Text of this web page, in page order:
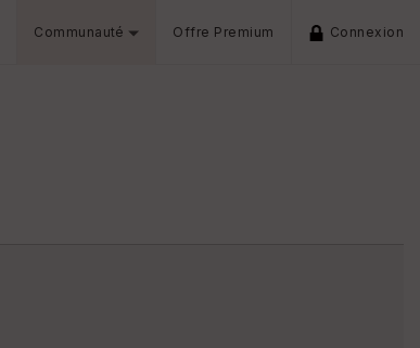
Communauté Offre Premium Connexion